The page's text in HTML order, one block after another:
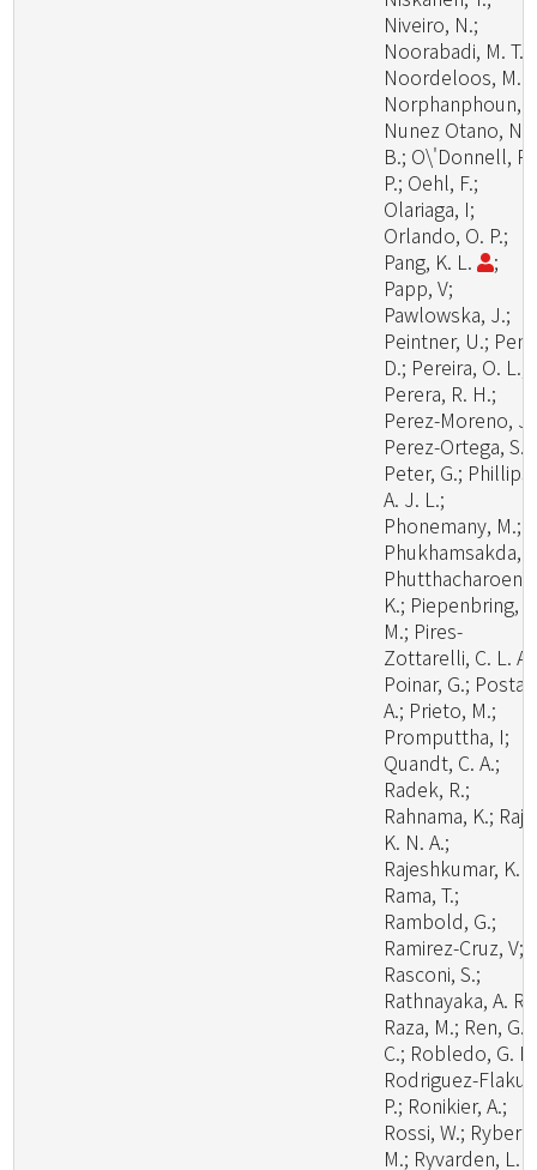
Niveiro, N.;
Noorabadi, M. T.;
Noordeloos, M.
Norphanphoun,
Nunez Otano, N.
B.; O\'Donnell, R.
P.; Oehl, F.;
Olariaga, I;
Orlando, O. P.;
Pang, K. L.
;
Papp, V;
Pawlowska, J.;
Peintner, U.;
D.; Pereira, O. L.;
Perera, R. H.;
Perez-Moreno,
Perez-Ortega, S.;
Peter, G.; Phillips,
A. J. L.;
Phonemany, M.;
Phukhamsakda,
Phutthacharoen,
K.; Piepenbring,
M.; Pires-
Zottarelli, C. L. A.;
Poinar, G.; Posta,
A.; Prieto, M.;
Promputtha, I;
Quandt, C. A.;
Radek, R.;
Rahnama, K.; Raj,
K. N. A.;
Rajeshkumar, K.
Rama, T.;
Rambold, G.;
Ramirez-Cruz, V;
Rasconi, S.;
Rathnayaka, A. R.;
Raza, M.; Ren, G.
C.; Robledo, G.
Rodriguez-
P.; Ronikier, A.;
Rossi, W.; Ryberg,
M.; Ryvarden, L.